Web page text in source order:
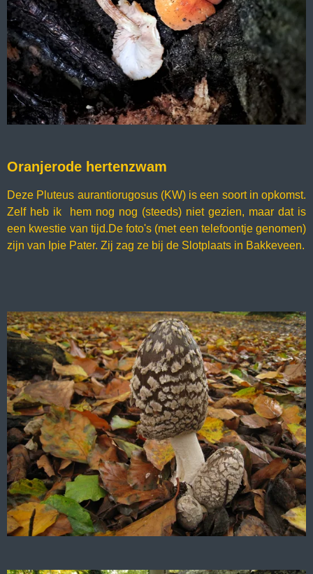
Oranjerode hertenzwam
Deze Pluteus aurantiorugosus (KW) is een soort in opkomst.
Zelf heb ik hem nog nog (steeds) niet gezien, maar dat is
een kwestie van tijd.De foto's (met een telefoontje genomen)
zijn van Ipie Pater. Zij zag ze bij de Slotplaats in Bakkeveen.